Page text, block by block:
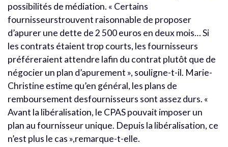
possibilités de médiation. « Certains
fournisseurstrouvent raisonnable de proposer
d’apurer une dette de 2 500 euros en deux mois… Si
les contrats étaient trop courts, les fournisseurs
préféreraient attendre lafin du contrat plutôt que de
négocier un plan d’apurement », souligne-t-il. Marie-
Christine estime qu’en général, les plans de
remboursement desfournisseurs sont assez durs. «
Avant la libéralisation, le CPAS pouvait imposer un
plan au fournisseur unique. Depuis la libéralisation, ce
n’est plus le cas »,remarque-t-elle.